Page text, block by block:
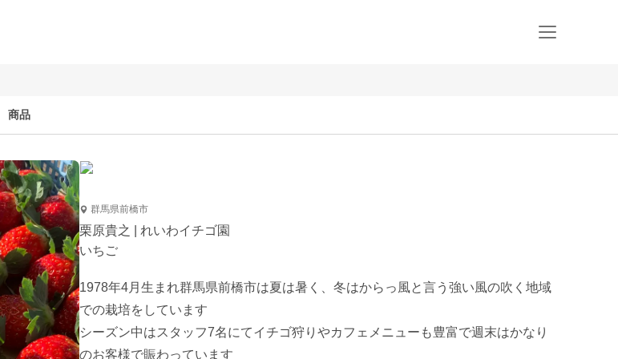
商品
群馬県前橋市
栗原貴之 | れいわイチゴ園
いちご
1978年4月生まれ群馬県前橋市は夏は暑く、冬はからっ風と言う強い風の吹く地域
での栽培をしています
シーズン中はスタッフ7名にてイチゴ狩りやカフェメニューも豊富で週末はかなり
のお客様で賑わっています